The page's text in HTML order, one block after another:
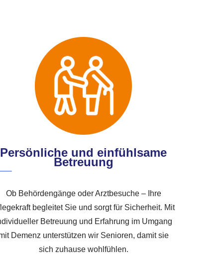
Persönliche und einfühlsame
Betreuung
Ob Behördengänge oder Arztbesuche – Ihre
begleitet Sie und sorgt für Sicherheit. Mit
Betreuung und Erfahrung im Umgang
Demenz unterstützen wir Senioren, damit sie
sich zuhause wohlfühlen.